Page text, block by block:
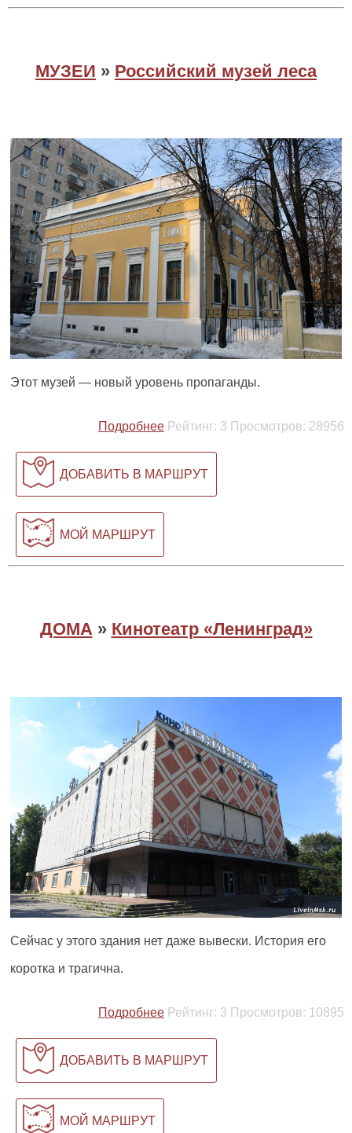
МУЗЕИ » Российский музей леса
Этот музей — новый уровень пропаганды.
Подробнее Рейтинг: 3 Просмотров: 28956
ДОБАВИТЬ В МАРШРУТ
МОЙ МАРШРУТ
ДОМА » Кинотеатр «Ленинград»
Сейчас у этого здания нет даже вывески. История его
коротка и трагична.
Подробнее Рейтинг: 3 Просмотров: 10895
ДОБАВИТЬ В МАРШРУТ
МОЙ МАРШРУТ